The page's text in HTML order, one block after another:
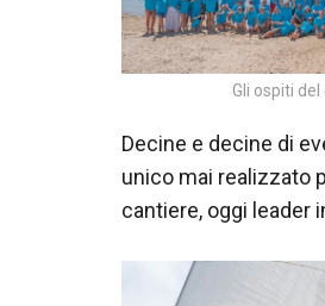
Gli ospiti
Decine e decine di
unico mai realizzato
cantiere, oggi leader